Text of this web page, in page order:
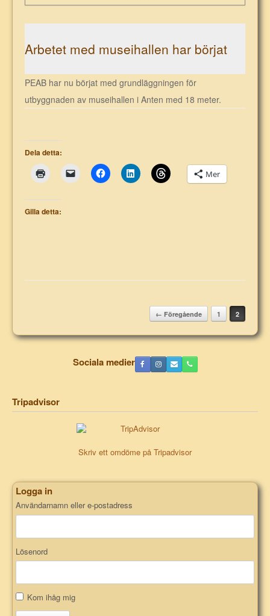
Arbetet med museihallen har börjat
PEAB har nu börjat med grundläggningen för
utbyggnaden av museihallen i Anten med 18 meter.
Dela detta:
Mer
Gilla detta:
← Föregående 1 2
Sociala medier
Tripadvisor
Skriv ett omdöme på Tripadvisor
Logga in
Användarnamn eller e-postadress
Lösenord
Kom ihåg mig